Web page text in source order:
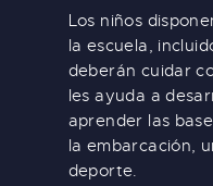
Los niños
la escuela,
deberán cuidar
les ayuda a
aprender las
la embarcación,
deporte.